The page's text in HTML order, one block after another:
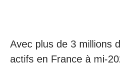
Avec plus de 3 millions
actifs en France à mi-